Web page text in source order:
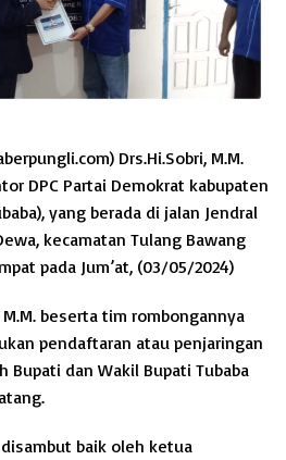
Drs.Hi.Sobri, M.M.
DPC Partai Demokrat kabupaten
yang berada di jalan Jendral
kecamatan Tulang Bawang
pada Jum’at, (03/05/2024)
beserta tim rombongannya
pendaftaran atau penjaringan
Bupati dan Wakil Bupati Tubaba
baik oleh ketua